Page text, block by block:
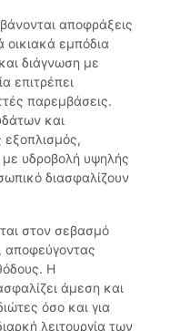
αποφράξεις
εμπόδια
διάγνωση με
επιτρέπει
παρεμβάσεις.
και
υδροβολή υψηλής
διασφαλίζουν
στον σεβασμό
αποφεύγοντας
Η
άμεση και
όσο και για
λειτουργία των